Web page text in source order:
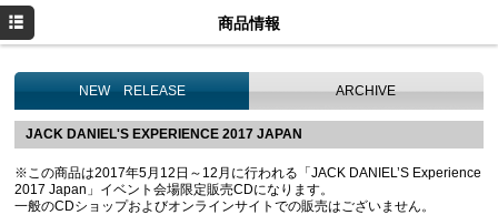
商品情報
NEW RELEASE ARCHIVE
JACK DANIEL'S EXPERIENCE 2017 JAPAN
※この商品は2017年5月12日～12月に行われる「JACK DANIEL’S Experience
2017 Japan」イベント会場限定販売CDになります。
一般のCDショップおよびオンラインサイトでの販売はございません。
参加アーティスト